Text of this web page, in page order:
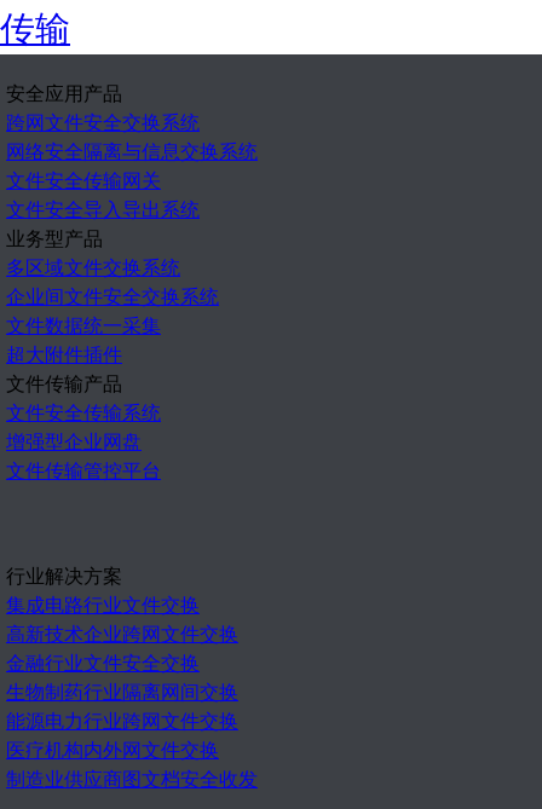
传输
安全应用产品
跨网文件安全交换系统
网络安全隔离与信息交换系统
文件安全传输网关
文件安全导入导出系统
业务型产品
多区域文件交换系统
企业间文件安全交换系统
文件数据统一采集
超大附件插件
文件传输产品
文件安全传输系统
增强型企业网盘
文件传输管控平台
行业解决方案
集成电路行业文件交换
高新技术企业跨网文件交换
金融行业文件安全交换
生物制药行业隔离网间交换
能源电力行业跨网文件交换
医疗机构内外网文件交换
制造业供应商图文档安全收发